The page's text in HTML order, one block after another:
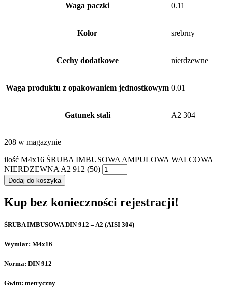
Waga paczki 0.11
Kolor srebrny
Cechy dodatkowe nierdzewne
Waga produktu z opakowaniem jednostkowym 0.01
Gatunek stali A2 304
208 w magazynie
ilość M4x16 ŚRUBA IMBUSOWA AMPULOWA WALCOWA
NIERDZEWNA A2 912 (50)
Dodaj do koszyka
Kup bez konieczności rejestracji!
ŚRUBA IMBUSOWA DIN 912 – A2 (AISI 304)
Wymiar: M4x16
Norma: DIN 912
Gwint: metryczny